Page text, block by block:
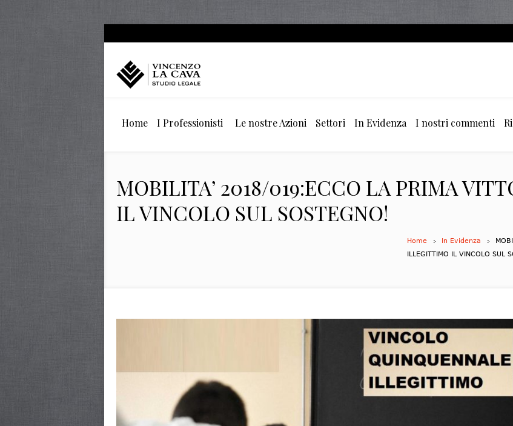
Home I Professionisti Le nostre Azioni Settori In Evidenza I nostri commenti
MOBILITA’ 2018/019:ECCO LA PRIMA
IL VINCOLO SUL SOSTEGNO!
Home In Evidenza
ILLEGITTIMO IL VINCOLO SUL